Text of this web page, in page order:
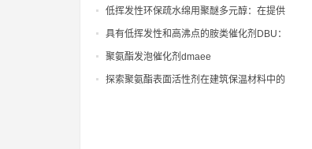
沫的大规模生产
低挥发性环保疏水绵用聚醚多元醇：在提供
优异疏水性的同时，满足对低TVOC和低气味
有要求的室内应用环境标准
具有低挥发性和高沸点的胺类催化剂DBU：
在高温固化过程中保持稳定，大限度地减少
挥发损失，提高催化剂的利用效率和环保性
聚氨酯发泡催化剂dmaee
探索聚氨酯表面活性剂在建筑保温材料中的